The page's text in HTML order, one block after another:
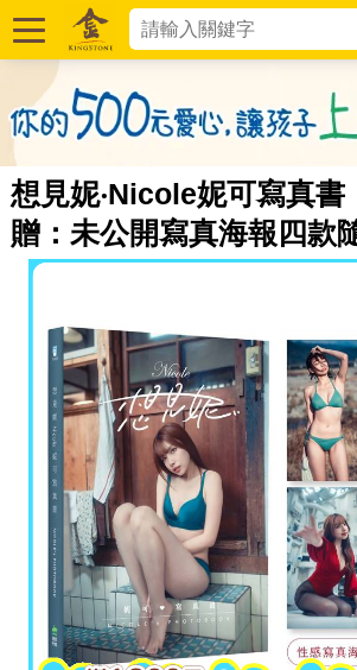
想見妮‧Nicole妮可寫真書
贈：未公開寫真海報四款